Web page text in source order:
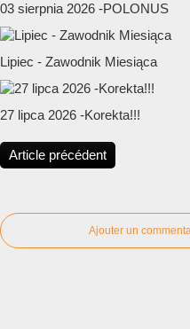
03 sierpnia 2026 -POLONUS
Lipiec - Zawodnik Miesiąca
27 lipca 2026 -Korekta!!!
Article précédent
Ajouter un